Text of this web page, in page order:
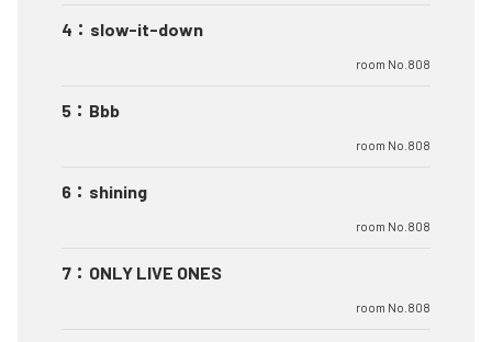
4 ： slow-it-down
room No.808
5 ： Bbb
room No.808
6 ： shining
room No.808
7 ： ONLY LIVE ONES
room No.808